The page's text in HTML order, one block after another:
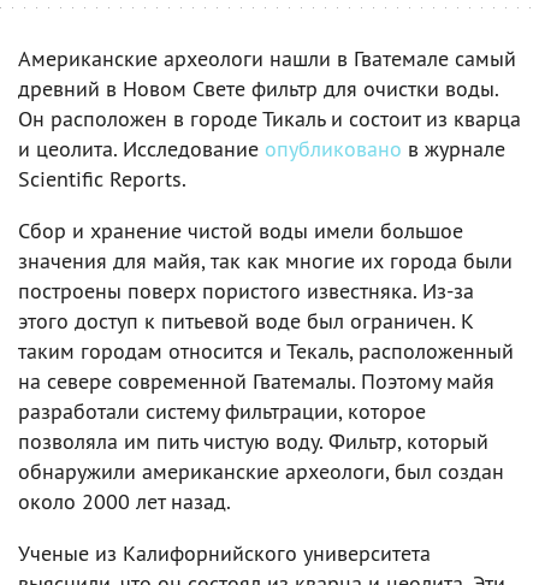
Американские археологи нашли в Гватемале самый
древний в Новом Свете фильтр для очистки воды.
Он расположен в городе Тикаль и состоит из кварца
и цеолита. Исследование опубликовано в журнале
Scientific Reports.
Сбор и хранение чистой воды имели большое
значения для майя, так как многие их города были
построены поверх пористого известняка. Из-за
этого доступ к питьевой воде был ограничен. К
таким городам относится и Текаль, расположенный
на севере современной Гватемалы. Поэтому майя
разработали систему фильтрации, которое
позволяла им пить чистую воду. Фильтр, который
обнаружили американские археологи, был создан
около 2000 лет назад.
Ученые из Калифорнийского университета